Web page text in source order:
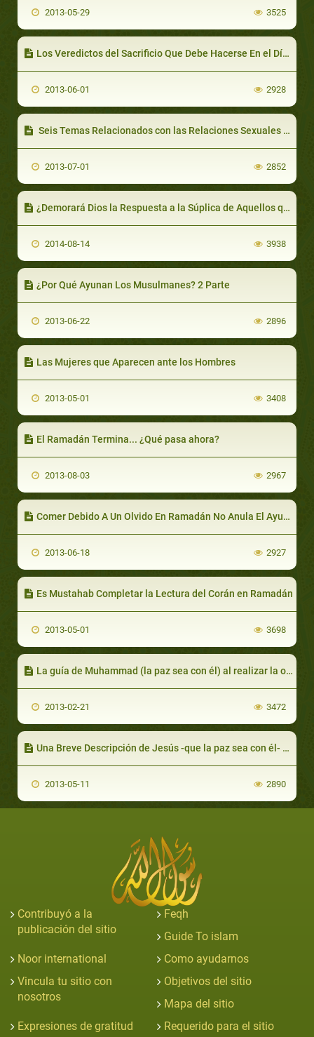
2013-05-29 3525
Los Veredictos del Sacrificio Que Debe Hacerse En el Día del 'Eid Al-Adhaa
2013-06-01 2928
Seis Temas Relacionados con las Relaciones Sexuales Durante el Día en Ramadán
2013-07-01 2852
¿Demorará Dios la Respuesta a la Súplica de Aquellos que Ama?
2014-08-14 3938
¿Por Qué Ayunan Los Musulmanes? 2 Parte
2013-06-22 2896
Las Mujeres que Aparecen ante los Hombres
2013-05-01 3408
El Ramadán Termina... ¿Qué pasa ahora?
2013-08-03 2967
Comer Debido A Un Olvido En Ramadán No Anula El Ayuno
2013-06-18 2927
Es Mustahab Completar la Lectura del Corán en Ramadán
2013-05-01 3698
La guía de Muhammad (la paz sea con él) al realizar la oración.
2013-02-21 3472
Una Breve Descripción de Jesús -que la paz sea con él- 1º Parte
2013-05-11 2890
Contribuyó a la
publicación del sitio
Feqh
Guide To islam
Noor international
Como ayudarnos
Vincula tu sitio con
nosotros
Objetivos del sitio
Mapa del sitio
Expresiones de gratitud
Requerido para el sitio